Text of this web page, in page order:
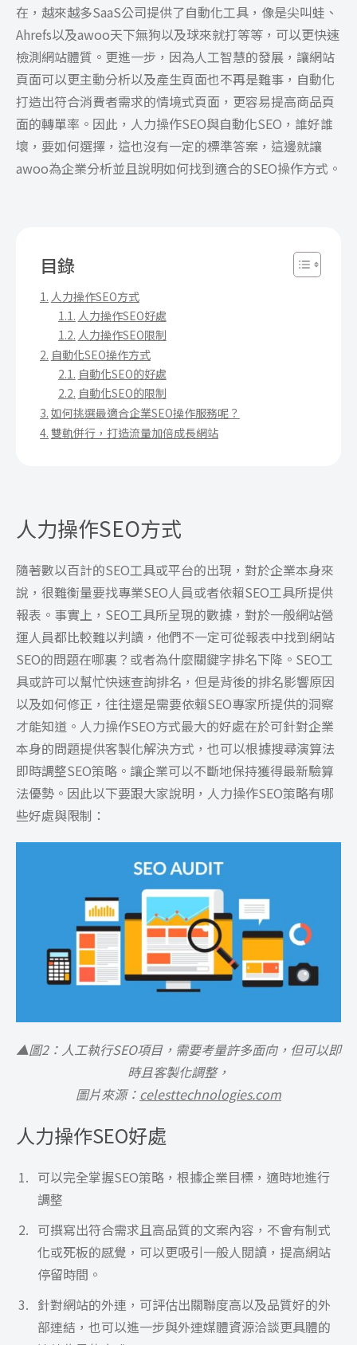
在，越來越多SaaS公司提供了自動化工具，像是尖叫蛙、
Ahrefs以及awoo天下無狗以及球來就打等等，可以更快速
檢測網站體質。更進一步，因為人工智慧的發展，讓網站
頁面可以更主動分析以及產生頁面也不再是難事，自動化
打造出符合消費者需求的情境式頁面，更容易提高商品頁
面的轉單率。因此，人力操作SEO與自動化SEO，誰好誰
壞，要如何選擇，這也沒有一定的標準答案，這邊就讓
awoo為企業分析並且說明如何找到適合的SEO操作方式。
目錄
人力操作SEO方式
人力操作SEO好處
人力操作SEO限制
自動化SEO操作方式
自動化SEO的好處
自動化SEO的限制
如何挑選最適合企業SEO操作服務呢？
雙軌併行，打造流量加倍成長網站
人力操作SEO方式
隨著數以百計的SEO工具或平台的出現，對於企業本身來
說，很難衡量要找專業SEO人員或者依賴SEO工具所提供
報表。事實上，SEO工具所呈現的數據，對於一般網站營
運人員都比較難以判讀，他們不一定可從報表中找到網站
SEO的問題在哪裏？或者為什麼關鍵字排名下降。SEO工
具或許可以幫忙快速查詢排名，但是背後的排名影響原因
以及如何修正，往往還是需要依賴SEO專家所提供的洞察
才能知道。人力操作SEO方式最大的好處在於可針對企業
本身的問題提供客製化解決方式，也可以根據搜尋演算法
即時調整SEO策略。讓企業可以不斷地保持獲得最新驗算
法優勢。因此以下要跟大家說明，人力操作SEO策略有哪
些好處與限制：
▲圖2：人工執行SEO項目，需要考量許多面向，但可以即
時且客製化調整，
圖片來源： celesttechnologies.com
人力操作SEO好處
可以完全掌握SEO策略，根據企業目標，適時地進行
調整
可撰寫出符合需求且高品質的文案內容，不會有制式
化或死板的感覺，可以更吸引一般人閱讀，提高網站
停留時間。
針對網站的外連，可評估出關聯度高以及品質好的外
部連結，也可以進一步與外連媒體資源洽談更具體的